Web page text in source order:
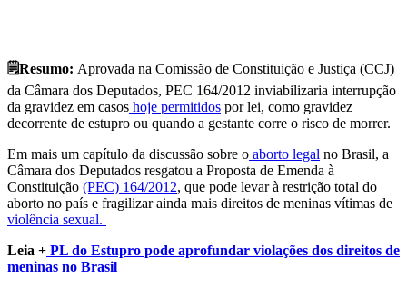
🗒️Resumo: Aprovada na Comissão de Constituição e Justiça (CCJ)
da Câmara dos Deputados, PEC 164/2012 inviabilizaria interrupção
da gravidez em casos hoje permitidos por lei, como gravidez
decorrente de estupro ou quando a gestante corre o risco de morrer.
Em mais um capítulo da discussão sobre o aborto legal no Brasil, a
Câmara dos Deputados resgatou a Proposta de Emenda à
Constituição (PEC) 164/2012, que pode levar à restrição total do
aborto no país e fragilizar ainda mais direitos de meninas vítimas de
violência sexual.
Leia + PL do Estupro pode aprofundar violações dos direitos de
meninas no Brasil